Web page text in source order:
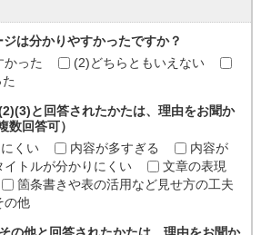
は分かりやすかったですか？
かった
(2)どちらともいえない
と回答されたかたは、理由をお聞か
数回答可）
くい
内容が多すぎる
内容が
イトルが分かりにくい
文章の表現
箇条書きや表の活用など見せ方の工夫
の他